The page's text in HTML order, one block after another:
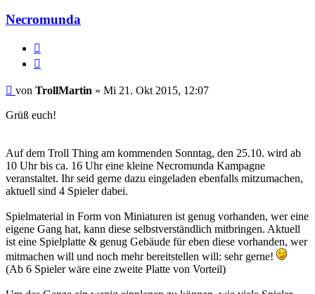
Necromunda
Beitrag
von TrollMartin » Mi 21. Okt 2015, 12:07
Grüß euch!
Auf dem Troll Thing am kommenden Sonntag, den 25.10. wird ab
10 Uhr bis ca. 16 Uhr eine kleine Necromunda Kampagne
veranstaltet. Ihr seid gerne dazu eingeladen ebenfalls mitzumachen,
aktuell sind 4 Spieler dabei.
Spielmaterial in Form von Miniaturen ist genug vorhanden, wer eine
eigene Gang hat, kann diese selbstverständlich mitbringen. Aktuell
ist eine Spielplatte & genug Gebäude für eben diese vorhanden, wer
mitmachen will und noch mehr bereitstellen will: sehr gerne!
(Ab 6 Spieler wäre eine zweite Platte von Vorteil)